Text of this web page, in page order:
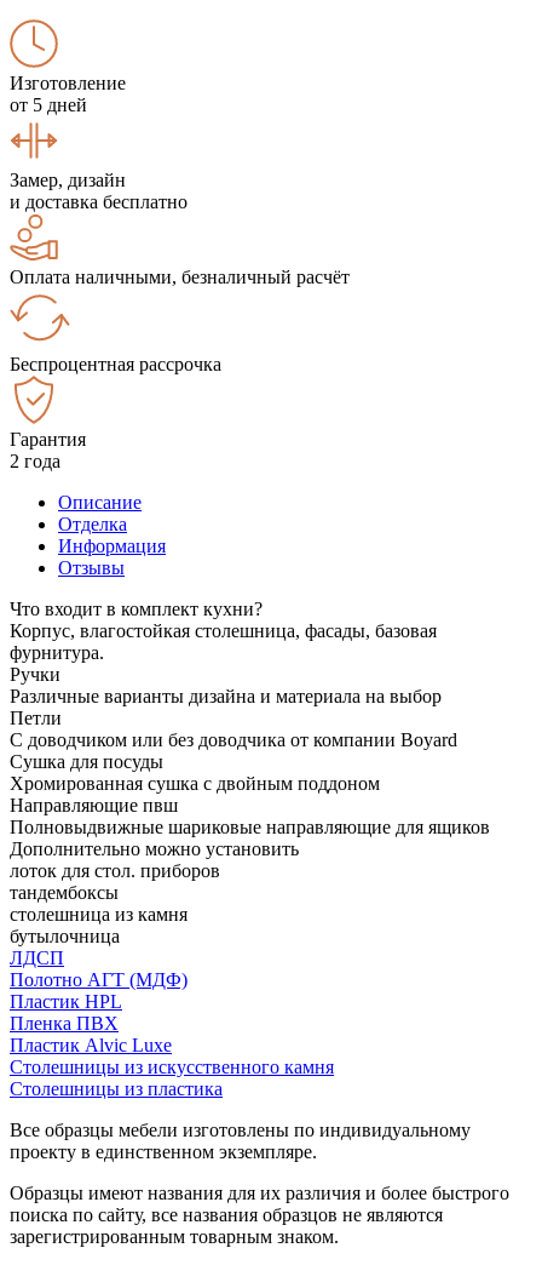
Изготовление
от 5 дней
Замер, дизайн
и доставка бесплатно
Оплата наличными, безналичный расчёт
Беспроцентная рассрочка
Гарантия
2 года
Описание
Отделка
Информация
Отзывы
Что входит в комплект кухни?
Корпус, влагостойкая столешница, фасады, базовая
фурнитура.
Ручки
Различные варианты дизайна и материала на выбор
Петли
С доводчиком или без доводчика от компании Boyard
Сушка для посуды
Хромированная сушка с двойным поддоном
Направляющие пвш
Полновыдвижные шариковые направляющие для ящиков
Дополнительно можно установить
лоток для стол. приборов
тандембоксы
столешница из камня
бутылочница
ЛДСП
Полотно АГТ (МДФ)
Пластик HPL
Пленка ПВХ
Пластик Alvic Luxe
Столешницы из искусственного камня
Столешницы из пластика
Все образцы мебели изготовлены по индивидуальному
проекту в единственном экземпляре.
Образцы имеют названия для их различия и более быстрого
поиска по сайту, все названия образцов не являются
зарегистрированным товарным знаком.